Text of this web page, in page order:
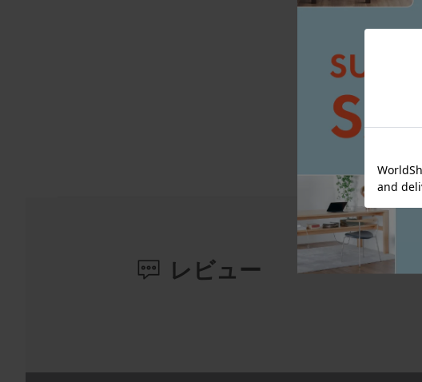
レビュー